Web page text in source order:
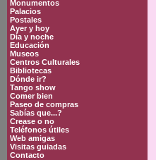
Monumentos
Palacios
Postales
Ayer y hoy
Día y noche
Educación
Museos
Centros Culturales
Bibliotecas
Dónde ir?
Tango show
Comer bien
Paseo de compras
Sabías que...?
Crease o no
Teléfonos útiles
Web amigas
Visitas guiadas
Contacto